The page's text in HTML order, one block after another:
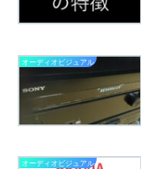
オーディオビジュアル
オーディオビジュアル